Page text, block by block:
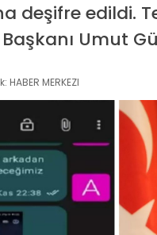
deşifre edildi.
Umut
HABER MERKEZI